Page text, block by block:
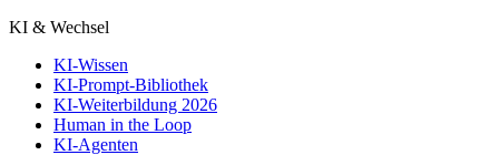
KI & Wechsel
KI-Wissen
KI-Prompt-Bibliothek
KI-Weiterbildung 2026
Human in the Loop
KI-Agenten